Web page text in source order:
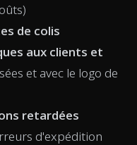
de colis
aux clients et
et avec le logo de
retardées
d'expédition